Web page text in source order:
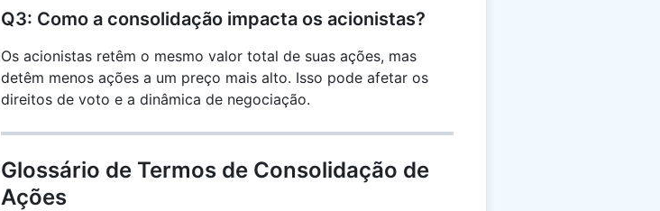
Q3: Como a consolidação impacta os acionistas?
Os acionistas retêm o mesmo valor total de suas ações, mas
detêm menos ações a um preço mais alto. Isso pode afetar os
direitos de voto e a dinâmica de negociação.
Glossário de Termos de Consolidação de
Ações